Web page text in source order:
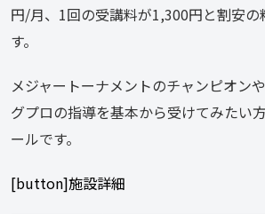
円/月、1回の受講料が1,300円と割安の
す。
メジャートーナメントのチャンピオン
グプロの指導を基本から受けてみたい
ールです。
[button]施設詳細